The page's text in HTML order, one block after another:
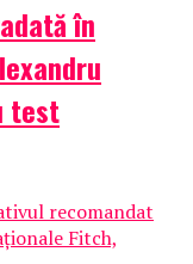
în
test
recomandat
Fitch,